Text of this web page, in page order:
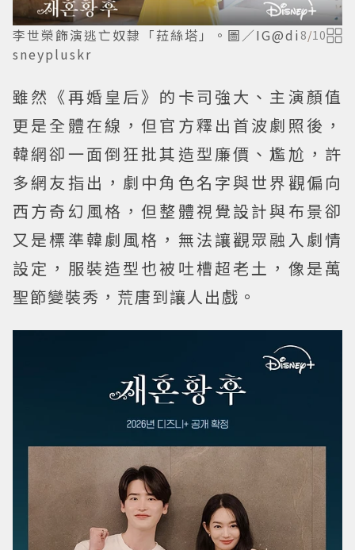
李世榮飾演逃亡奴隸「菈絲塔」。圖／IG@di
sneypluskr
8/10
雖然《再婚皇后》的卡司強大、主演顏值
更是全體在線，但官方釋出首波劇照後，
韓網卻一面倒狂批其造型廉價、尷尬，許
多網友指出，劇中角色名字與世界觀偏向
西方奇幻風格，但整體視覺設計與布景卻
又是標準韓劇風格，無法讓觀眾融入劇情
設定，服裝造型也被吐槽超老土，像是萬
聖節變裝秀，荒唐到讓人出戲。